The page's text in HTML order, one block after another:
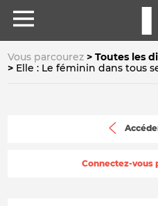
Vous parcourez
Toutes les
Elle : Le féminin dans tous
Connectez-vous